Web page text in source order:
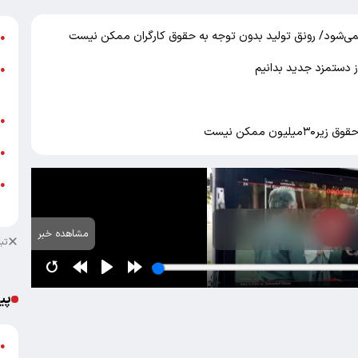
رونق تولید بدون توجه به حقوق کارگران ممکن نیست
ممکن نیست
مشاهده خبر
●
●
●
●
●
●